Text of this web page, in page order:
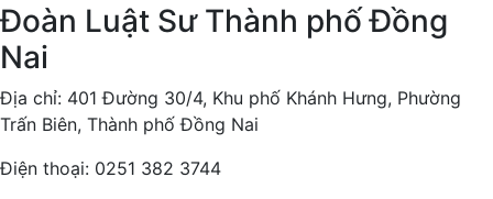
Đoàn Luật Sư Thành phố Đồng
Nai
Địa chỉ: 401 Đường 30/4, Khu phố Khánh Hưng, Phường
Trấn Biên, Thành phố Đồng Nai
Điện thoại: 0251 382 3744